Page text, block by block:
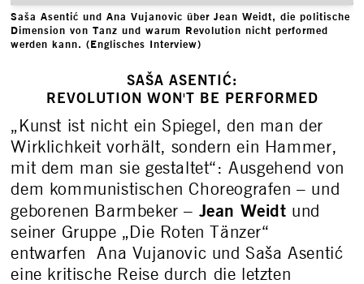
Saša Asentić und Ana Vujanovic über Jean Weidt, die politische
Dimension von Tanz und warum Revolution nicht performed
werden kann. (Englisches Interview)
SAŠA ASENTIĆ:
REVOLUTION WON'T BE PERFORMED
„Kunst ist nicht ein Spiegel, den man der
Wirklichkeit vorhält, sondern ein Hammer,
mit dem man sie gestaltet“: Ausgehend von
dem kommunistischen Choreografen – und
geborenen Barmbeker – Jean Weidt und
seiner Gruppe „Die Roten Tänzer“
entwarfen Ana Vujanovic und Saša Asentić
eine kritische Reise durch die letzten